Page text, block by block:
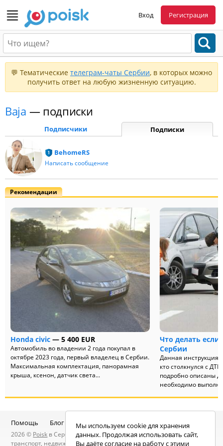
Вход Регистрация
💬 Тематические телеграм-чаты Сербии, в которых можно
получить ответ на любую жизненную ситуацию.
Baja — подписки
Подписчики Подписки
BehomeRS
Написать сообщение
Рекомендации
Honda civic — 5 400 EUR
Автомобиль во владении 2 года покупал в
октябре 2023 года, первый владелец в Сербии.
Максимальная комплектация, панорамная
крыша, ксенон, датчик света...
Что делать
Сербии
Данная инструкция
кто столкнулся с
подробно описаны
необходимо
Помощь Блог Telegram-канал Чат
2026 © Poisk в Сербии — услуги специалистов, объявления:
транспорт, недвижимость, электроника, мебель, работа и
Мы используем cookie для хранения
данных. Продолжая использовать сайт,
Вы даёте согласие на работу с этими